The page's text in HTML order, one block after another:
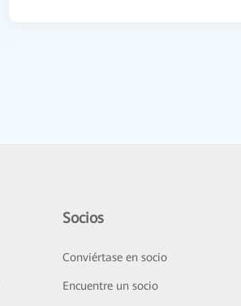
Socios
Conviértase en socio
Encuentre un socio